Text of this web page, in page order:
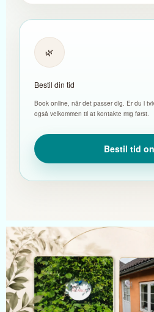
🌿
Bestil din tid
Book online, når det passer dig. Er du i
også velkommen til at kontakte mig først.
Bestil tid